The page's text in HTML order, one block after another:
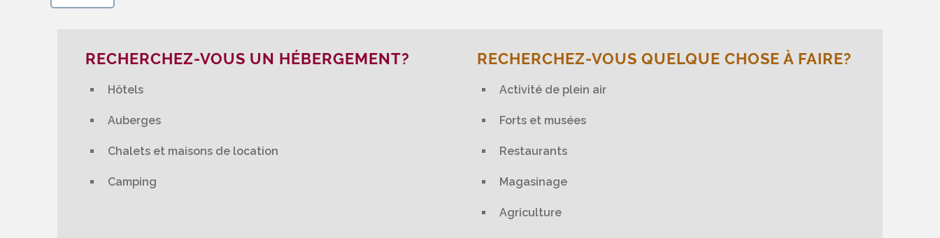
RECHERCHEZ-VOUS UN HÉBERGEMENT?
Hôtels
Auberges
Chalets et maisons de location
Camping
RECHERCHEZ-VOUS QUELQUE CHOSE À FAIRE?
Activité de plein air
Forts et musées
Restaurants
Magasinage
Agriculture